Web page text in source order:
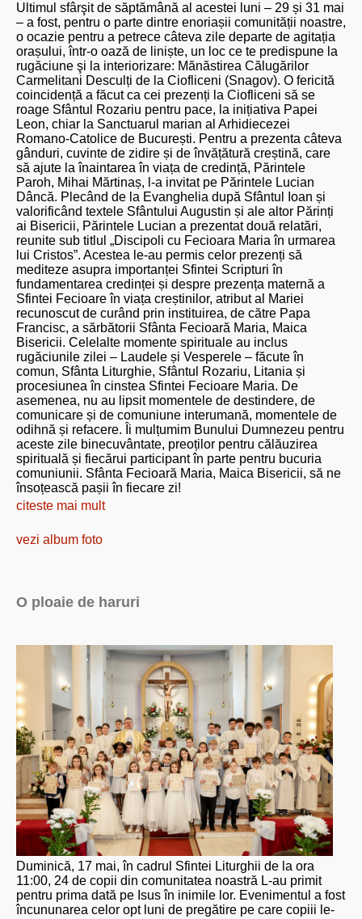
Ultimul sfârşit de săptămână al acestei luni – 29 și 31 mai
– a fost, pentru o parte dintre enoriașii comunității noastre,
o ocazie pentru a petrece câteva zile departe de agitația
orașului, într-o oază de liniște, un loc ce te predispune la
rugăciune şi la interiorizare: Mănăstirea Călugărilor
Carmelitani Desculți de la Ciofliceni (Snagov). O fericită
coincidență a făcut ca cei prezenți la Ciofliceni să se
roage Sfântul Rozariu pentru pace, la inițiativa Papei
Leon, chiar la Sanctuarul marian al Arhidiecezei
Romano-Catolice de București. Pentru a prezenta câteva
gânduri, cuvinte de zidire și de învățătură creștină, care
să ajute la înaintarea în viața de credință, Părintele
Paroh, Mihai Mărtinaș, l-a invitat pe Părintele Lucian
Dâncă. Plecând de la Evanghelia după Sfântul Ioan și
valorificând textele Sfântului Augustin și ale altor Părinți
ai Bisericii, Părintele Lucian a prezentat două relatări,
reunite sub titlul „Discipoli cu Fecioara Maria în urmarea
lui Cristos”. Acestea le-au permis celor prezenți să
mediteze asupra importanței Sfintei Scripturi în
fundamentarea credinței și despre prezența maternă a
Sfintei Fecioare în viața creștinilor, atribut al Mariei
recunoscut de curând prin instituirea, de către Papa
Francisc, a sărbătorii Sfânta Fecioară Maria, Maica
Bisericii. Celelalte momente spirituale au inclus
rugăciunile zilei – Laudele și Vesperele – făcute în
comun, Sfânta Liturghie, Sfântul Rozariu, Litania și
procesiunea în cinstea Sfintei Fecioare Maria. De
asemenea, nu au lipsit momentele de destindere, de
comunicare și de comuniune interumană, momentele de
odihnă și refacere. Îi mulțumim Bunului Dumnezeu pentru
aceste zile binecuvântate, preoților pentru călăuzirea
spirituală și fiecărui participant în parte pentru bucuria
comuniunii. Sfânta Fecioară Maria, Maica Bisericii, să ne
însoțească pașii în fiecare zi!
citeste mai mult
vezi album foto
O ploaie de haruri
Duminică, 17 mai, în cadrul Sfintei Liturghii de la ora
11:00, 24 de copii din comunitatea noastră L-au primit
pentru prima dată pe Isus în inimile lor. Evenimentul a fost
încununarea celor opt luni de pregătire pe care copiii le-